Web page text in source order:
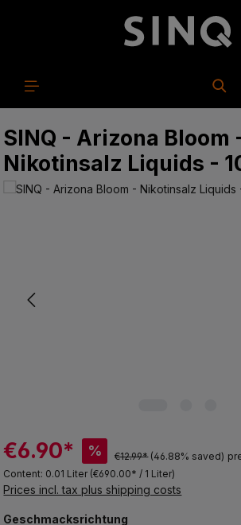
SINQ - Arizona Bloom
Nikotinsalz Liquids -
Skip image gallery
€6.90* % €12.99* (46.88% saved)
Content: 0.01 Liter (€690.00* / 1 Liter)
Prices incl. tax plus shipping costs
Select
Geschmacksrichtung